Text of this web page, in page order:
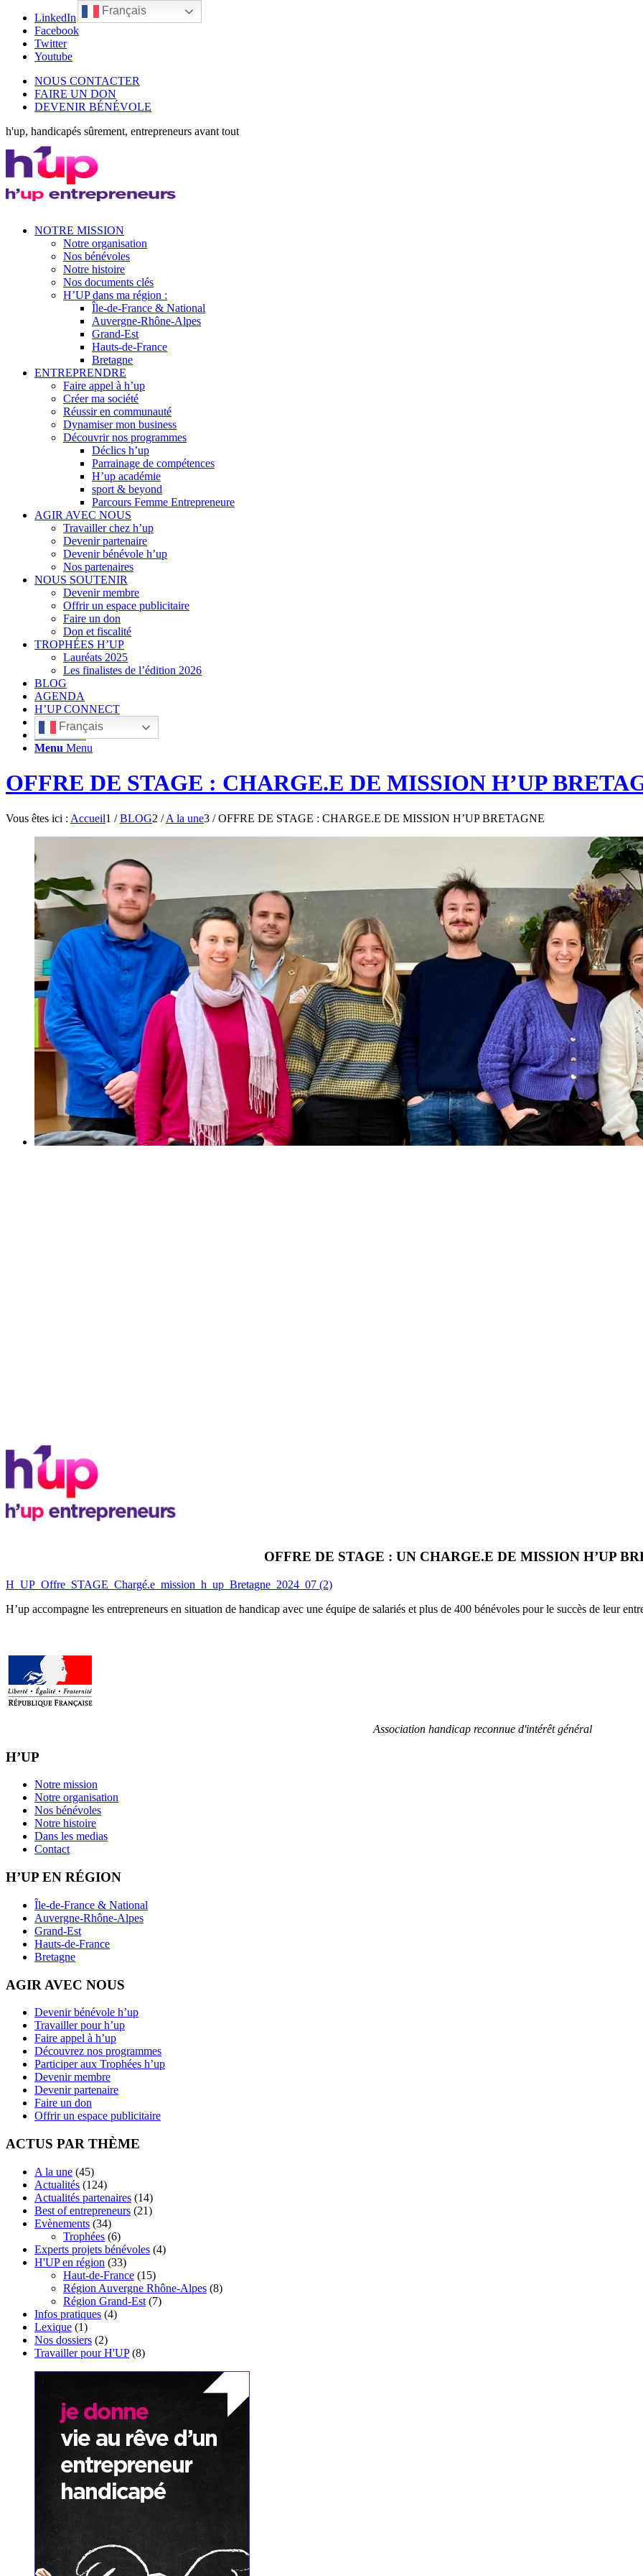
LinkedIn
Facebook
Twitter
Youtube
NOUS CONTACTER
FAIRE UN DON
DEVENIR BÉNÉVOLE
h'up, handicapés sûrement, entrepreneurs avant tout
NOTRE MISSION
Notre organisation
Nos bénévoles
Notre histoire
Nos documents clés
H’UP dans ma région :
Île-de-France & National
Auvergne-Rhône-Alpes
Grand-Est
Hauts-de-France
Bretagne
ENTREPRENDRE
Faire appel à h’up
Créer ma société
Réussir en communauté
Dynamiser mon business
Découvrir nos programmes
Déclics h’up
Parrainage de compétences
H’up académie
sport & beyond
Parcours Femme Entrepreneure
AGIR AVEC NOUS
Travailler chez h’up
Devenir partenaire
Devenir bénévole h’up
Nos partenaires
NOUS SOUTENIR
Devenir membre
Offrir un espace publicitaire
Faire un don
Don et fiscalité
TROPHÉES H’UP
Lauréats 2025
Les finalistes de l’édition 2026
BLOG
AGENDA
H’UP CONNECT
Français
Rechercher
Menu Menu
OFFRE DE STAGE : CHARGE.E DE MISSION H’UP
Vous êtes ici : Accueil1 / BLOG2 / A la une3 / OFFRE DE STAGE : CHARGE.E DE MISSION H’UP BRETAGNE
OFFRE DE STAGE : UN CHARGE.E DE MISSION H’UP
H_UP_Offre_STAGE_Chargé.e_mission_h_up_Bretagne_2024_07 (2)
H’up accompagne​​ les entrepreneurs en situation de handicap avec une équipe de salariés et plus de 400 bénévoles pour le succès de leur
Association handicap reconnue d'intérêt général
H’UP
Notre mission
Notre organisation
Nos bénévoles
Notre histoire
Dans les medias
Contact
H’UP EN RÉGION
Île-de-France & National
Auvergne-Rhône-Alpes
Grand-Est
Hauts-de-France
Bretagne
AGIR AVEC NOUS
Devenir bénévole h’up
Travailler pour h’up
Faire appel à h’up
Découvrez nos programmes
Participer aux Trophées h’up
Devenir membre
Devenir partenaire
Faire un don
Offrir un espace publicitaire
ACTUS PAR THÈME
A la une (45)
Actualités (124)
Actualités partenaires (14)
Best of entrepreneurs (21)
Evènements (34)
Trophées (6)
Experts projets bénévoles (4)
H'UP en région (33)
Haut-de-France (15)
Région Auvergne Rhône-Alpes (8)
Région Grand-Est (7)
Infos pratiques (4)
Lexique (1)
Nos dossiers (2)
Travailler pour H'UP(8)
Français